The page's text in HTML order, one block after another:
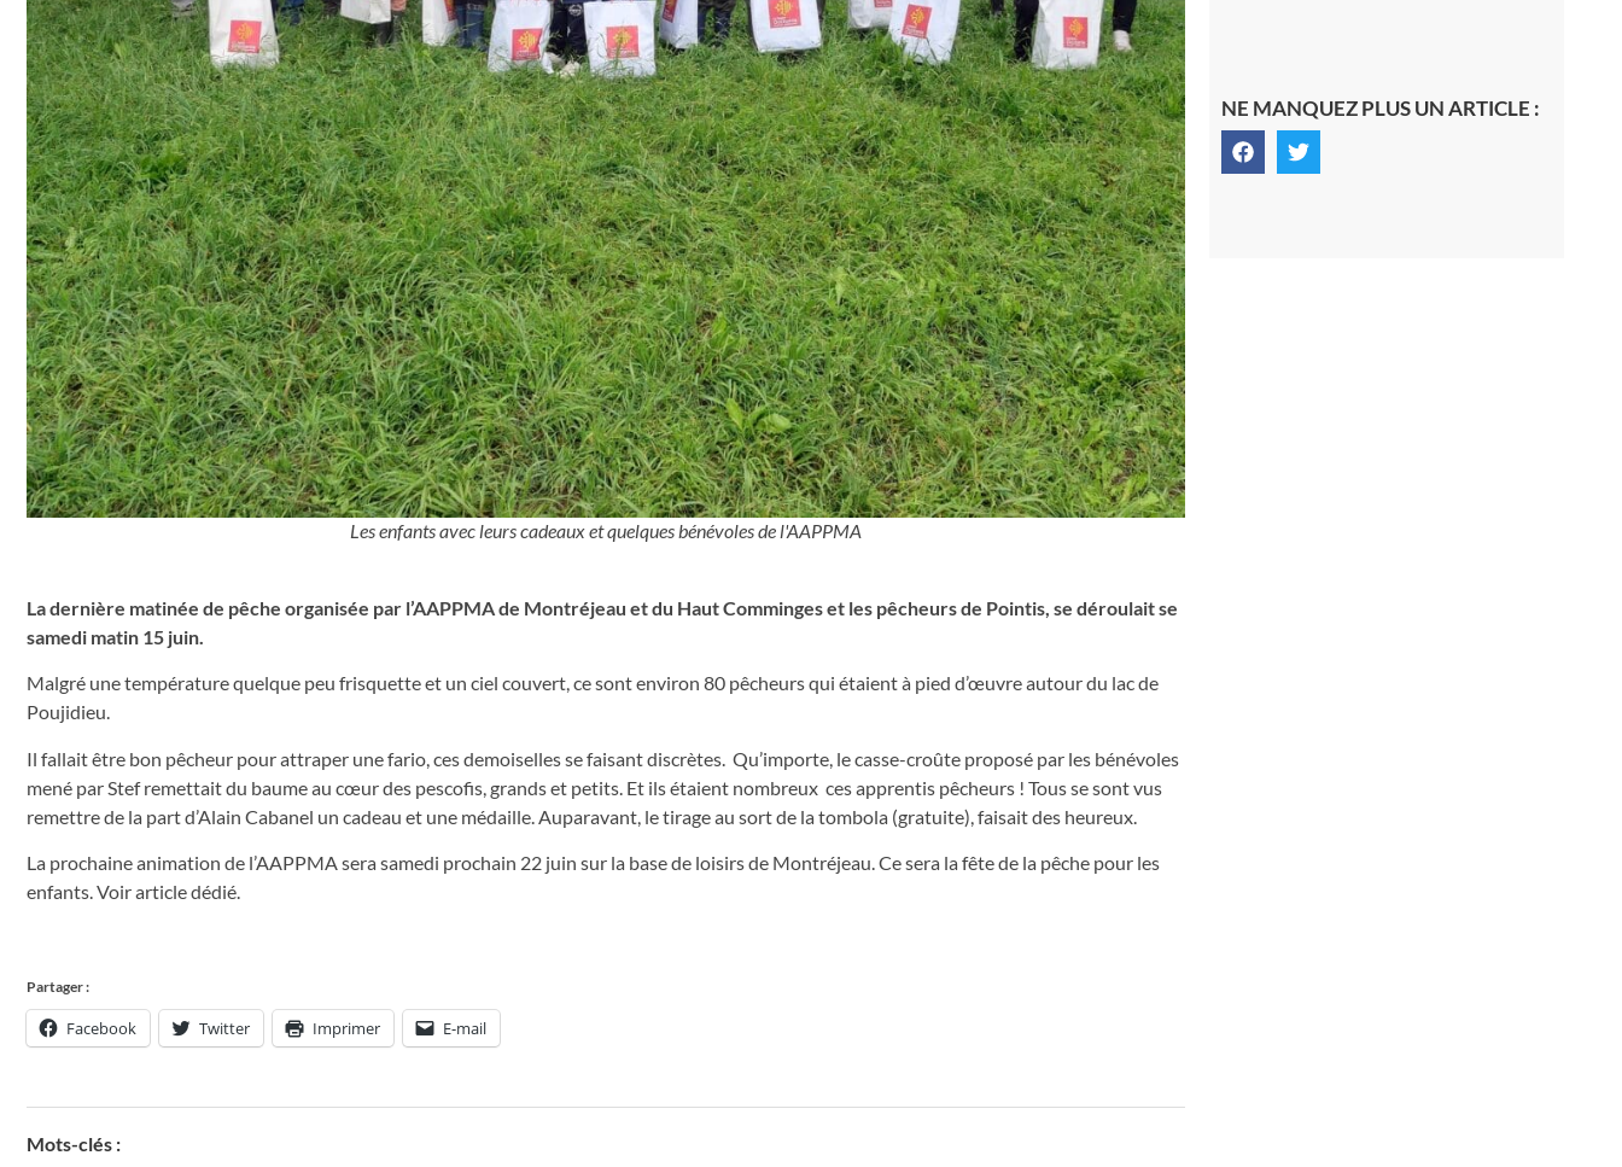
Les enfants avec leurs cadeaux et quelques bénévoles de l'AAPPMA
La dernière matinée de pêche organisée par l’AAPPMA de Montréjeau et du Haut Comminges et les pêcheurs de Pointis, se déroulait se
samedi matin 15 juin.
Malgré une température quelque peu frisquette et un ciel couvert, ce sont environ 80 pêcheurs qui étaient à pied d’œuvre autour du lac de
Poujidieu.
Il fallait être bon pêcheur pour attraper une fario, ces demoiselles se faisant discrètes. Qu’importe, le casse-croûte proposé par les bénévoles
mené par Stef remettait du baume au cœur des pescofis, grands et petits. Et ils étaient nombreux ces apprentis pêcheurs ! Tous se sont vus
remettre de la part d’Alain Cabanel un cadeau et une médaille. Auparavant, le tirage au sort de la tombola (gratuite), faisait des heureux.
La prochaine animation de l’AAPPMA sera samedi prochain 22 juin sur la base de loisirs de Montréjeau. Ce sera la fête de la pêche pour les
enfants. Voir article dédié.
Partager :
Facebook Twitter Imprimer E-mail
Mots-clés :
NE MANQUEZ PLUS UN ARTICLE :